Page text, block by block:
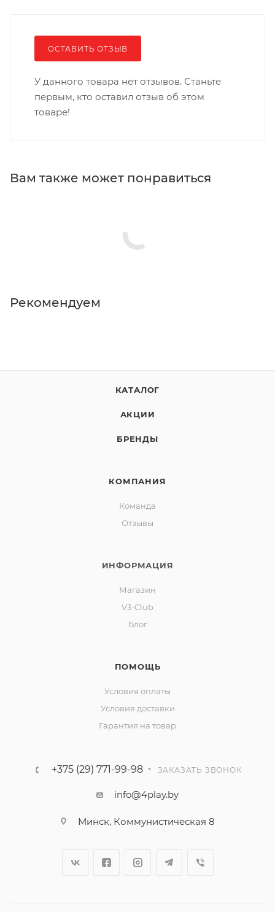
ОСТАВИТЬ ОТЗЫВ
У данного товара нет отзывов. Станьте
первым, кто оставил отзыв об этом
товаре!
Вам также может понравиться
Рекомендуем
КАТАЛОГ
АКЦИИ
БРЕНДЫ
КОМПАНИЯ
Команда
Отзывы
ИНФОРМАЦИЯ
Магазин
V3-Club
Блог
ПОМОЩЬ
Условия оплаты
Условия доставки
Гарантия на товар
+375 (29) 771-99-98 ЗАКАЗАТЬ ЗВОНОК
info@4play.by
Минск, Коммунистическая 8